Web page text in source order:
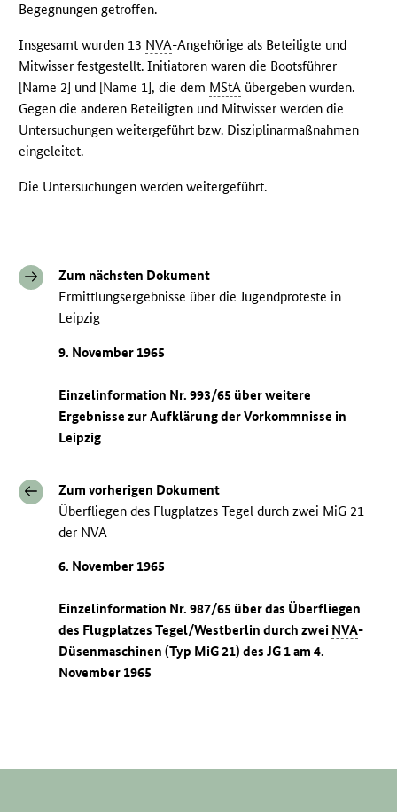
Begegnungen getroffen.
Insgesamt wurden 13 NVA-Angehörige als Beteiligte und
Mitwisser festgestellt. Initiatoren waren die Bootsführer
[Name 2] und [Name 1], die dem MStA übergeben wurden.
Gegen die anderen Beteiligten und Mitwisser werden die
Untersuchungen weitergeführt bzw. Disziplinarmaßnahmen
eingeleitet.
Die Untersuchungen werden weitergeführt.
Zum nächsten Dokument
Ermittlungsergebnisse über die Jugendproteste in
Leipzig
9. November 1965
Einzelinformation Nr. 993/65 über weitere
Ergebnisse zur Aufklärung der Vorkommnisse in
Leipzig
Zum vorherigen Dokument
Überfliegen des Flugplatzes Tegel durch zwei MiG 21
der NVA
6. November 1965
Einzelinformation Nr. 987/65 über das Überfliegen
des Flugplatzes Tegel/Westberlin durch zwei NVA-
Düsenmaschinen (Typ MiG 21) desJG 1 am 4.
November 1965